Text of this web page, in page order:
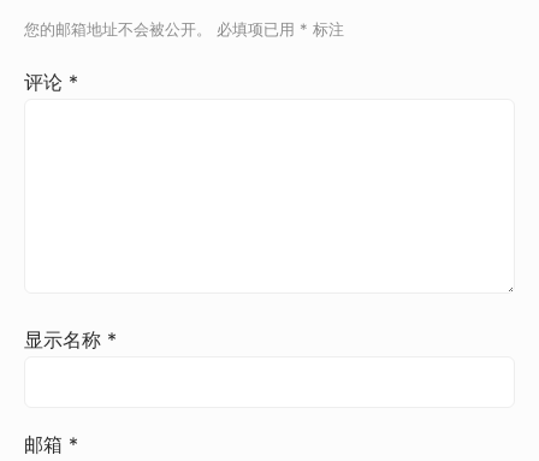
您的邮箱地址不会被公开。 必填项已用 * 标注
评论 *
显示名称 *
邮箱 *